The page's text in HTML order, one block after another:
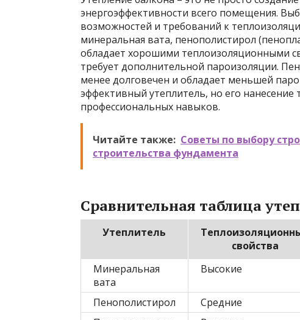
энергоэффективности всего помещения.
возможностей и требований к
минеральная вата, пенополистирол
обладает хорошими теплоизоляционными
требует дополнительной пароизоляции.
менее долговечен и обладает меньшей
эффективный утеплитель, но его нанесение
профессиональных навыков.
Читайте также: Советы по выбору
строительства фундамента
Сравнительная таблица
Утеплитель
свойства
Минеральная
вата
Высокие
Пенополистирол Средние